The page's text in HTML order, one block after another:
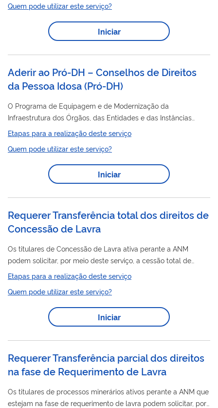
Quem pode utilizar este serviço?
Iniciar
Aderir ao Pró-DH – Conselhos de Direitos
da Pessoa Idosa(Pró-DH)
O Programa de Equipagem e de Modernização da
Infraestrutura dos Órgãos, das Entidades e das Instâncias
Colegiadas de Promoção e de Defesa dos
Humanos
(Pró-DH) é um programa que visa a doação de
equipamentos essenciais ao funcionamento dos Conselhos de
da Pessoa Idosa municipais, estaduais e distrital. O
Governo Federal faz a compra dos equipamentos e distribui às
Etapas para a realização deste serviço
Quem pode utilizar este serviço?
Iniciar
Requerer Transferência total dos direitos de
Concessão de Lavra
Os titulares de Concessão de Lavra ativa perante a ANM
podem solicitar, por meio deste serviço, a cessão total de
direitosminerários a terceiros. A cessão total ocorre quando o
titular transfere integralmente os
à concessão de lavra para outra pessoa física ou jurídica.
Nesse caso, o adquirente (cessionário) passa a assumir todos
e obrigações relacionados ao título minerário. Após
Etapas para a realização deste serviço
Quem pode utilizar este serviço?
Iniciar
Requerer Transferência parcial dos direitos
na fase de Requerimento de Lavra
Os titulares de processos minerários ativos perante a ANM que
estejam na fase de requerimento de lavra podem solicitar, por